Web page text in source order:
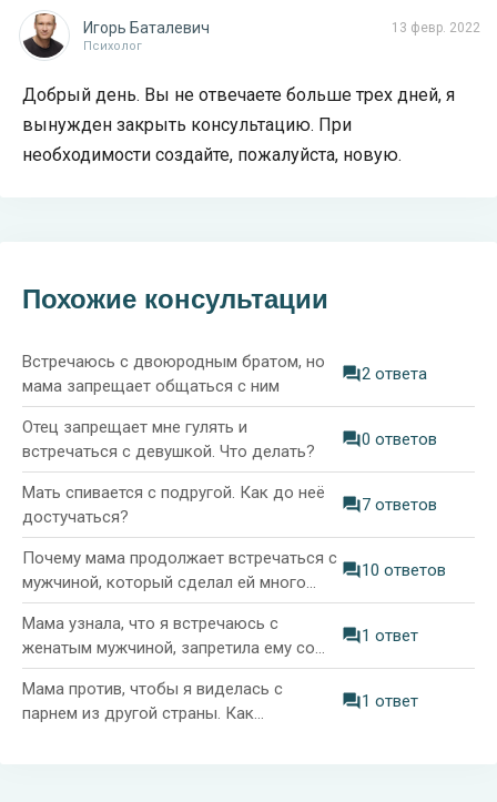
13 февр. 2022
Игорь Баталевич
Психолог
Добрый день. Вы не отвечаете больше трех дней, я
вынужден закрыть консультацию. При
необходимости создайте, пожалуйста, новую.
Похожие консультации
Встречаюсь с двоюродным братом, но
мама запрещает общаться с ним
2 ответа
Отец запрещает мне гулять и
встречаться с девушкой. Что делать?
0 ответов
Мать спивается с подругой. Как до неё
достучаться?
7 ответов
Почему мама продолжает встречаться с
мужчиной, который сделал ей много
плохого?
10 ответов
Мама узнала, что я встречаюсь с
женатым мужчиной, запретила ему со
мной видеться. Как себя вести с мамой
дальше?
1 ответ
Мама против, чтобы я виделась с
парнем из другой страны. Как
1 ответ